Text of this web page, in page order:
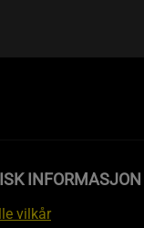
INFORMASJON
vilkår